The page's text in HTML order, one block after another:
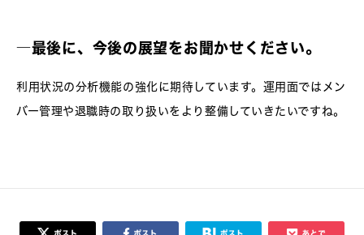
―最後に、今後の展望をお聞かせください。
利用状況の分析機能の強化に期待しています。運用面ではメン
バー管理や退職時の取り扱いをより整備していきたいですね。